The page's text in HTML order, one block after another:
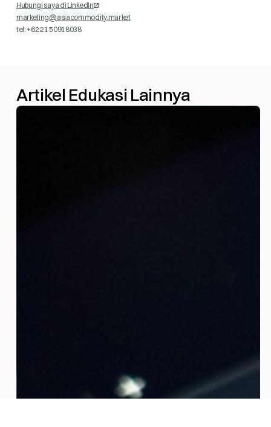
Hubungi saya di LinkedIn
marketing@asiacommodity.market
tel: +62 21 50918038
Artikel Edukasi Lainnya